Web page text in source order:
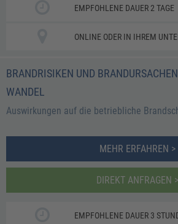
EMPFOHLENE DAUER 2 TAGE
ONLINE ODER IN IHREM
BRANDRISIKEN UND
WANDEL
Auswirkungen auf die betriebliche
MEHR ERFAHREN >
DIREKT ANFRAGEN >
EMPFOHLENE DAUER 3